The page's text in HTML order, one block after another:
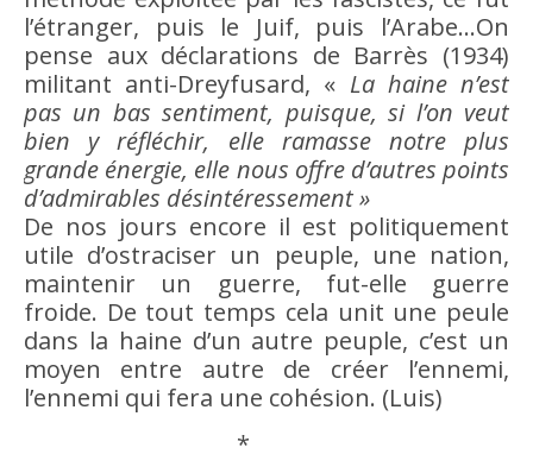
l’étranger, puis le Juif, puis l’Arabe…On
pense aux déclarations de Barrès (1934)
militant anti-Dreyfusard, « La hainen’est
pas un bas sentiment, puisque, si l’on veut
bien y réfléchir, elle ramasse notre plus
grande énergie, elle nous offre d’autres points
d’admirables désintéressement »
De nos jours encore il est politiquement
utile d’ostraciser un peuple, une nation,
maintenir un guerre, fut-elle guerre
froide. De tout temps cela unit une peule
dans la haine d’un autre peuple, c’est un
moyen entre autre de créer l’ennemi,
l’ennemi qui fera une cohésion. (Luis)
*